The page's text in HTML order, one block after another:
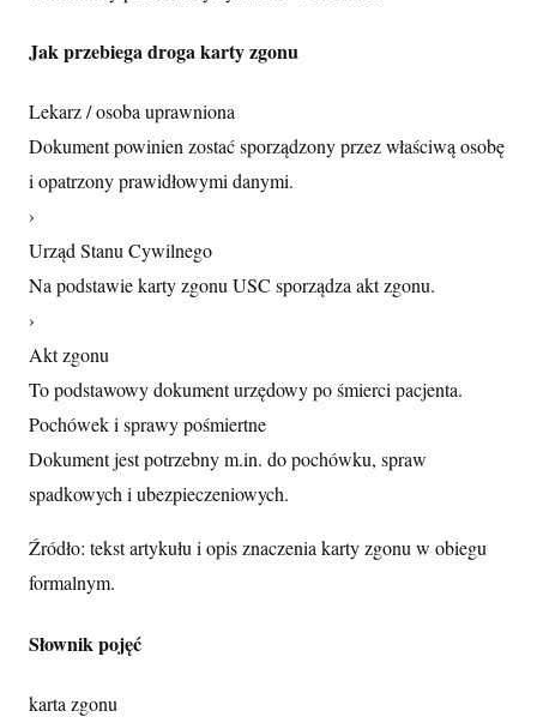
Jak przebiega droga karty zgonu
Lekarz / osoba uprawniona
Dokument powinien zostać sporządzony przez właściwą osobę
i opatrzony prawidłowymi danymi.
›
Urząd Stanu Cywilnego
Na podstawie karty zgonu USC sporządza akt zgonu.
›
Akt zgonu
To podstawowy dokument urzędowy po śmierci pacjenta.
Pochówek i sprawy pośmiertne
Dokument jest potrzebny m.in. do pochówku, spraw
spadkowych i ubezpieczeniowych.
Źródło: tekst artykułu i opis znaczenia karty zgonu w obiegu
formalnym.
Słownik pojęć
karta zgonu